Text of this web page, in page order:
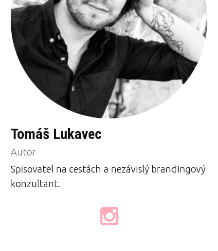
Tomáš Lukavec
Autor
Spisovatel na cestách a nezávislý brandingový
konzultant.